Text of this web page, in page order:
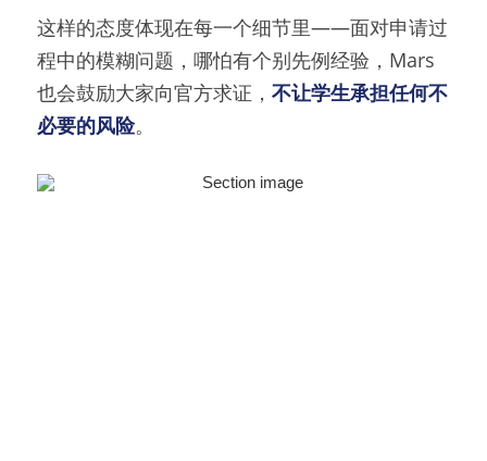
这样的态度体现在每一个细节里——面对申请过
程中的模糊问题，哪怕有个别先例经验，Mars
也会鼓励大家向官方求证， 不让学生承担任何不
必要的风险。